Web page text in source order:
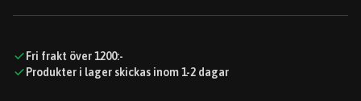
Fri frakt över 1200:-
Produkter i lager skickas inom 1-2 dagar